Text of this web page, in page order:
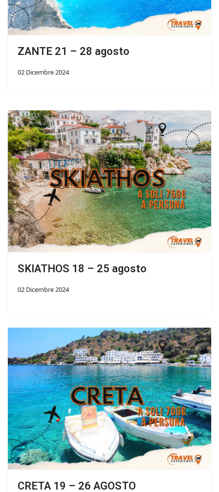
ZANTE 21 – 28 agosto
02 Dicembre 2024
SKIATHOS 18 – 25 agosto
02 Dicembre 2024
CRETA 19 – 26 AGOSTO